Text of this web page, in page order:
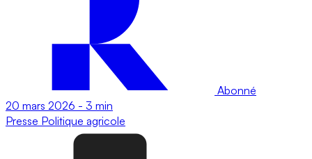
Abonné
20 mars 2026 - 3 min
Presse Politique agricole